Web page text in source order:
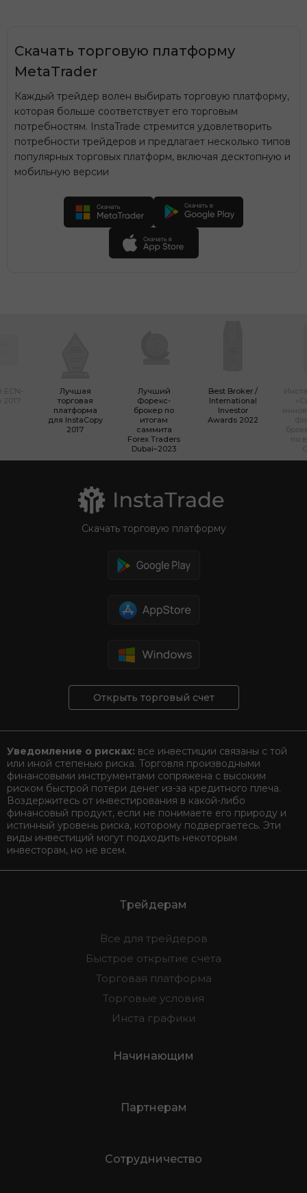
Скачать торговую платформу
MetaTrader
Каждый трейдер волен выбирать торговую платформу,
которая больше соответствует его торговым
потребностям. InstaTrade стремится удовлетворить
потребности трейдеров и предлагает несколько типов
популярных торговых платформ, включая десктопную и
мобильную версии
Лучшая
торговая
платформа
для InstaCopy
2017
Лучший
Форекс-
брокер по
итогам
саммита
Forex Traders
Dubai–2023
Best Broker /
International
Investor
Awards 2022
Скачать торговую платформу
Открыть торговый счет
Уведомление о рисках: все инвестиции связаны с той
или иной степенью риска. Торговля производными
финансовыми инструментами сопряжена с высоким
риском быстрой потери денег из-за кредитного плеча.
Воздержитесь от инвестирования в какой-либо
финансовый продукт, если не понимаете его природу и
истинный уровень риска, которому подвергаетесь. Эти
виды инвестиций могут подходить некоторым
инвесторам, но не всем.
Трейдерам
Все для трейдеров
Быстрое открытие счета
Торговая платформа
Торговые условия
Инста графики
Начинающим
Партнерам
Сотрудничество